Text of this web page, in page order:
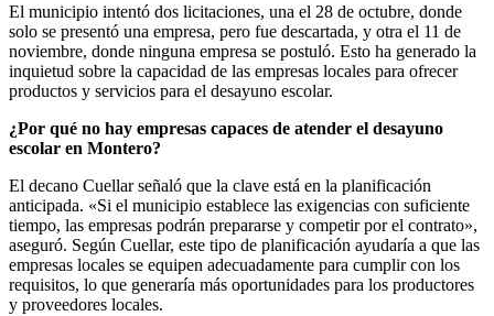
El municipio intentó dos licitaciones, una el 28 de octubre, donde
solo se presentó una empresa, pero fue descartada, y otra el 11 de
noviembre, donde ninguna empresa se postuló. Esto ha generado la
inquietud sobre la capacidad de las empresas locales para ofrecer
productos y servicios para el desayuno escolar.
¿Por qué no hay empresas capaces de atender el desayuno
escolar en Montero?
El decano Cuellar señaló que la clave está en la planificación
anticipada. «Si el municipio establece las exigencias con suficiente
tiempo, las empresas podrán prepararse y competir por el contrato»,
aseguró. Según Cuellar, este tipo de planificación ayudaría a que las
empresas locales se equipen adecuadamente para cumplir con los
requisitos, lo que generaría más oportunidades para los productores
y proveedores locales.